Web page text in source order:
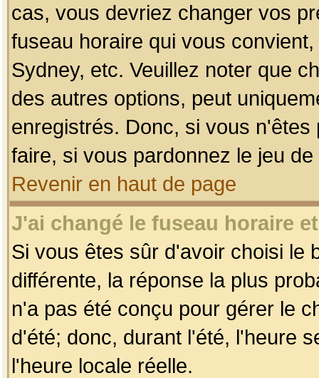
cas, vous devriez changer vos
fuseau horaire qui vous
Sydney, etc. Veuillez noter que
des autres options, peut
enregistrés. Donc, si vous
faire, si vous pardonnez le jeu
Revenir en haut de page
J'ai changé le fuseau horaire
Si vous êtes sûr d'avoir choisi le
différente, la réponse la plus
n'a pas été conçu pour gérer le
d'été; donc, durant l'été, l'heure
l'heure locale réelle.